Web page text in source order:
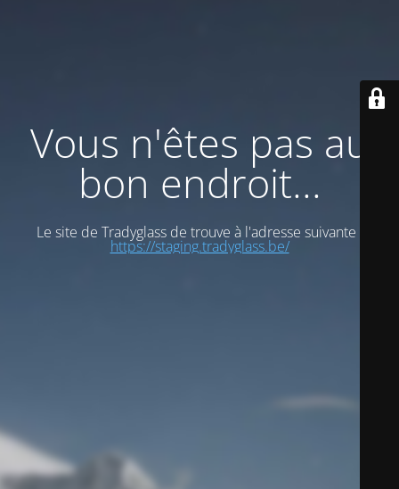
Vous n'êtes pas au
bon endroit...
Le site de Tradyglass de trouve à l'adresse suivante :
https://staging.tradyglass.be/